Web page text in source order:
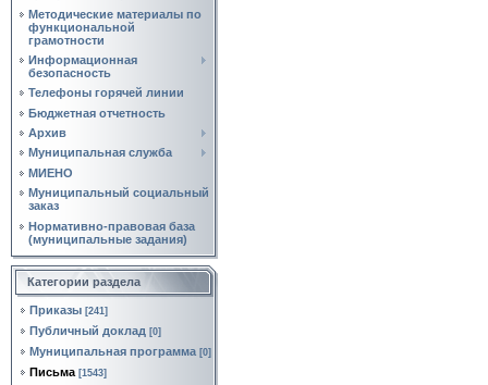
Методические материалы по
функциональной
грамотности
Информационная
безопасность
Телефоны горячей линии
Бюджетная отчетность
Архив
Муниципальная служба
МИЕНО
Муниципальный социальный
заказ
Нормативно‑правовая база
(муниципальные задания)
Категории раздела
Приказы [241]
Публичный доклад [0]
Муниципальная программа [0]
Письма [1543]